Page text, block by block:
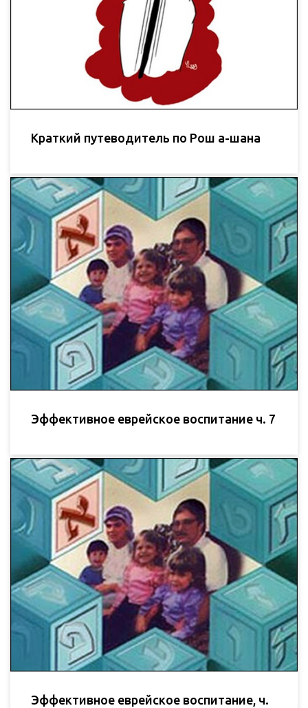
Краткий путеводитель по Рош а-шана
Эффективное еврейское воспитание ч. 7
Эффективное еврейское воспитание, ч.